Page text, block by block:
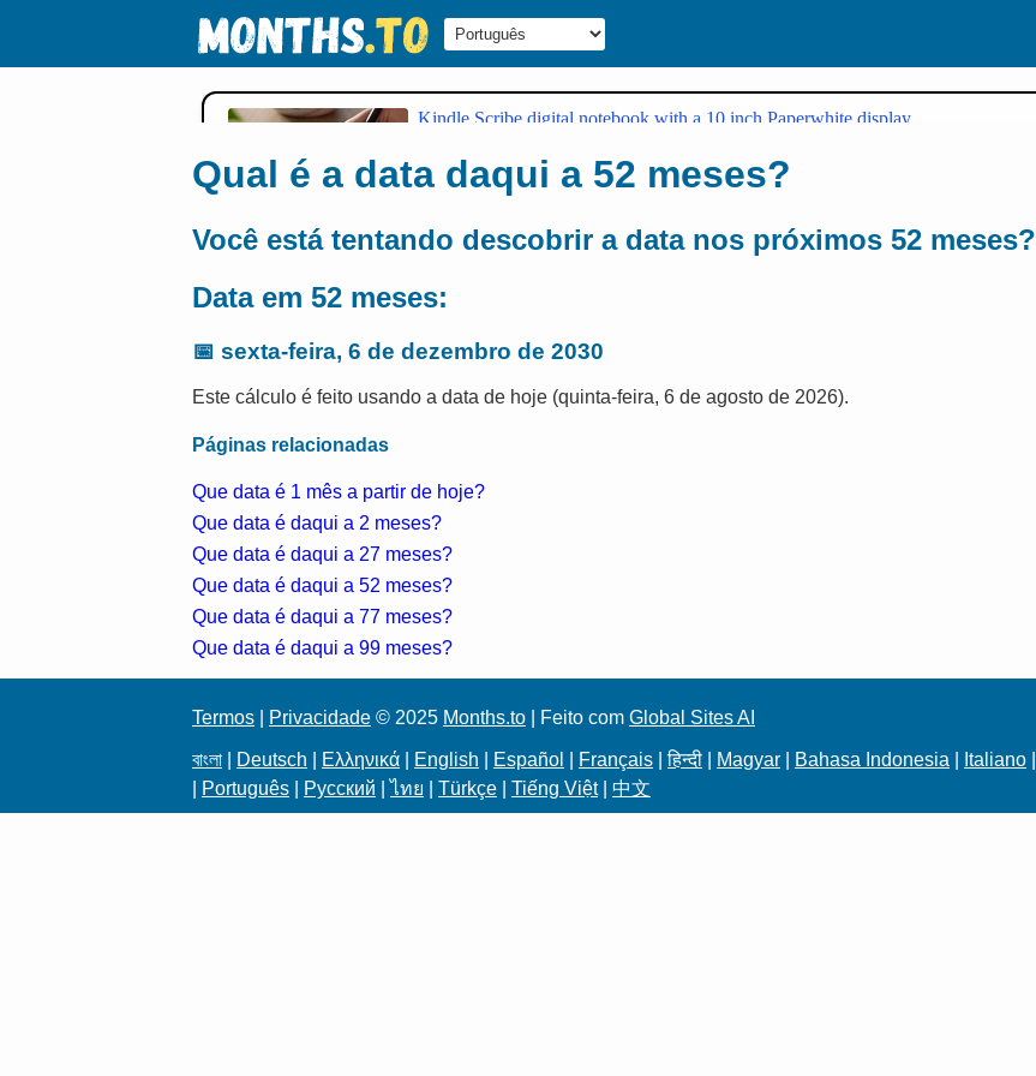
Qual é a data daqui a 52 meses?
Você está tentando descobrir a data nos próximos 52 meses?
Data em 52 meses:
📅 sexta-feira, 6 de dezembro de 2030
Este cálculo é feito usando a data de hoje (quinta-feira, 6 de agosto de 2026).
Páginas relacionadas
Que data é 1 mês a partir de hoje?
Que data é daqui a 2 meses?
Que data é daqui a 27 meses?
Que data é daqui a 52 meses?
Que data é daqui a 77 meses?
Que data é daqui a 99 meses?
Termos Privacidade © 2025 Months.to | Feito com Global Sites AI
বাংলা Deutsch Ελληνικά English Español Français |हिन्दी Magyar Bahasa Indonesia Italiano
Português Русский |ไทย Türkçe Tiếng Việt| 中文